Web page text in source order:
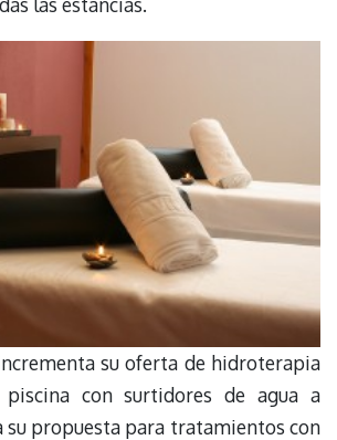
su oferta de hidroterapia
con surtidores de agua a
su propuesta para tratamientos con